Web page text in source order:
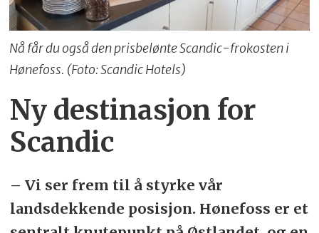
Nå får du også den prisbelønte Scandic-frokosten i
Hønefoss. (Foto: Scandic Hotels)
Ny destinasjon for
Scandic
– Vi ser frem til å styrke vår
landsdekkende posisjon. Hønefoss er et